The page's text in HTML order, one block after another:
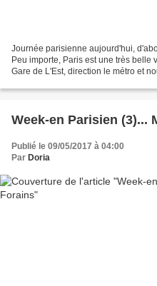
Journée parisienne aujourd'hui,
Peu importe, Paris est une très belle
Gare de L'Est, direction le métro et
Week-en Parisien (3)...
Publié le 09/05/2017 à 04:00
Par Doria